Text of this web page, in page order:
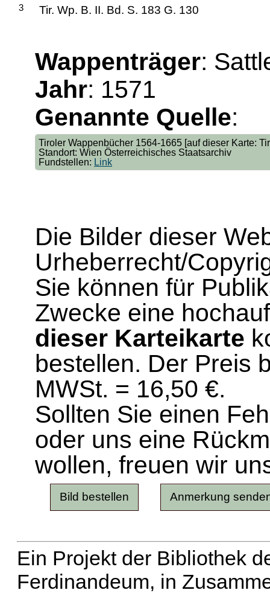
3 Tir. Wp. B. II. Bd. S. 183 G. 130
Wappenträger:
Jahr: 1571
Genannte Quelle:
Tiroler Wappenbücher 1564-1665 [auf dieser Karte:
Standort: Wien Österreichisches Staatsarchiv
Fundstellen: Link
Die Bilder dieser
Urheberrecht/
Sie können für
Zwecke eine
dieser Karteikarte
bestellen. Der Preis
MWSt. = 16,50 €.
Sollten Sie einen
oder uns eine
wollen, freuen wir
Ein Projekt der Bibliothek
Ferdinandeum, in